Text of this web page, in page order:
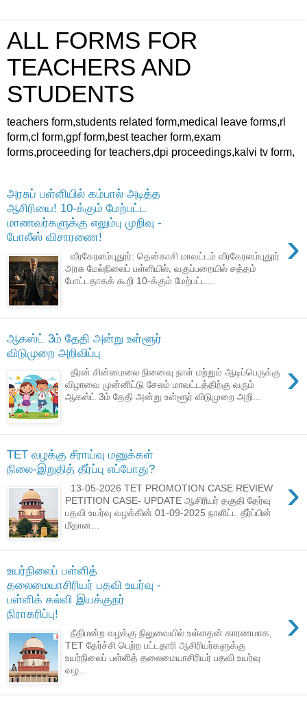
ALL FORMS FOR
TEACHERS AND
STUDENTS
teachers form,students related form,medical leave forms,rl
form,cl form,gpf form,best teacher form,exam
forms,proceeding for teachers,dpi proceedings,kalvi tv form,
அரசுப் பள்ளியில் கம்பால் அடித்த
ஆசிரியை! 10-க்கும் மேற்பட்ட
மாணவர்களுக்கு எலும்பு முறிவு -
போலீஸ் விசாரணை!
›
வீரகேரளம்புதூர்: தென்காசி மாவட்டம் வீரகேரளம்புதூர்
அரசு மேல்நிலைப் பள்ளியில், வகுப்பறையில் சத்தம்
போட்டதாகக் கூறி 10-க்கும் மேற்பட்ட...
ஆகஸ்ட் 3ம் தேதி அன்று உள்ளூர்
விடுமுறை அறிவிப்பு
›
தீரன் சின்னமலை நினைவு நாள் மற்றும் ஆடிப்பெருக்கு
விழாவை முன்னிட்டு சேலம் மாவட்டத்திற்கு வரும்
ஆகஸ்ட் 3ம் தேதி அன்று உள்ளூர் விடுமுறை அறி...
TET வழக்கு சீராய்வு மனுக்கள்
நிலை-இறுதித் தீர்ப்பு எப்போது?
›
13-05-2026 TET PROMOTION CASE REVIEW
PETITION CASE- UPDATE ஆசிரியர் தகுதி தேர்வு
பதவி உயர்வு வழக்கின் 01-09-2025 நாளிட்ட தீர்ப்பின்
மீதான...
உயர்நிலைப் பள்ளித்
தலைமையாசிரியர் பதவி உயர்வு -
பள்ளிக் கல்வி இயக்குநர்
நிராகரிப்பு!
›
நீதிமன்ற வழக்கு நிலுவையில் உள்ளதன் காரணமாக,
TET தேர்ச்சி பெற்ற பட்டதாரி ஆசிரியர்களுக்கு
உயர்நிலைப் பள்ளித் தலைமையாசிரியர் பதவி உயர்வு
வழ...